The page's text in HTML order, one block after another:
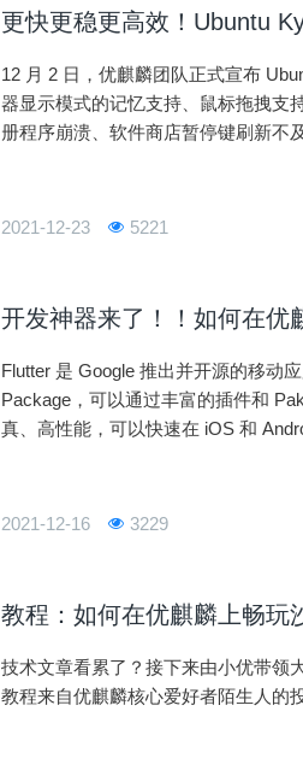
更快更稳更高效！Ubuntu
12 月 2 日，优麒麟团队正式宣布
器显示模式的记忆支持、鼠标拖拽支
册程序崩溃、软件商店暂停键刷新不
2021-12-23 5221
开发神器来了！！如何在优
Flutter 是 Google 推出并开源的移动
Package，可以通过丰富的插件和
真、高性能，可以快速在 iOS 和
2021-12-16 3229
教程：如何在优麒麟上畅玩
技术文章看累了？接下来由小优带领
教程来自优麒麟核心爱好者陌生人的